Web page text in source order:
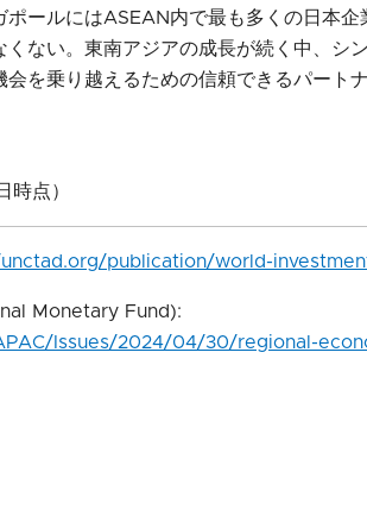
ールにはASEAN内で最も多くの日本企
ない。東南アジアの成長が続く中、シ
を乗り越えるための信頼できるパート
時点）
publication/world-
Monetary Fund):
Issues/2024/04/30/regional-